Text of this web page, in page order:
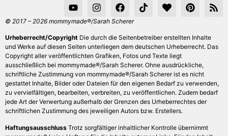
© 2017 – 2026 mommymade®/Sarah Scherer
Urheberrecht/Copyright Die durch die Seitenbetreiber erstellten Inhalte
und Werke auf diesen Seiten unterliegen dem deutschen Urheberrecht. Das
Copyright aller veröffentlichten Grafiken, Fotos und Texte liegt
ausschließlich bei mommymade®/Sarah Scherer. Ohne ausdrückliche,
schriftliche Zustimmung von mommymade®/Sarah Scherer ist es nicht
gestattet Inhalte, Bilder oder Dateien für den eigenen Bedarf zu verwenden,
zu vervielfältigen, bearbeiten, verbreiten, zu veröffentlichen. Zudem bedarf
jede Art der Verwertung außerhalb der Grenzen des Urheberrechtes der
schriftlichen Zustimmung des jeweiligen Autors bzw. Erstellers.
Haftungsausschluss Trotz sorgfältiger inhaltlicher Kontrolle übernimmt